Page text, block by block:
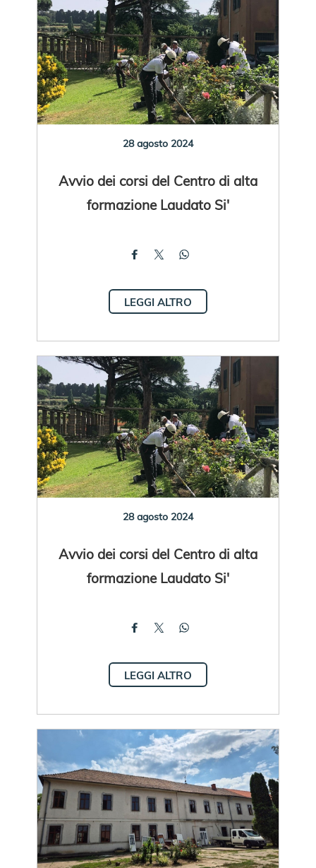
28 agosto 2024
Avvio dei corsi del Centro di alta
formazione Laudato Si'
LEGGI ALTRO
28 agosto 2024
Avvio dei corsi del Centro di alta
formazione Laudato Si'
LEGGI ALTRO